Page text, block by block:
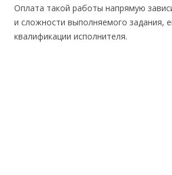
Оплата такой работы напрямую
и сложности выполняемого задания,
квалификации исполнителя.